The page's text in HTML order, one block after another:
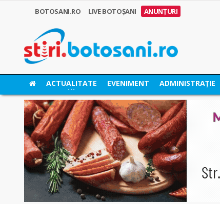
BOTOSANI.RO LIVE BOTOȘANI ANUNȚURI
ACTUALITATE EVENIMENT ADMINISTRAȚIE